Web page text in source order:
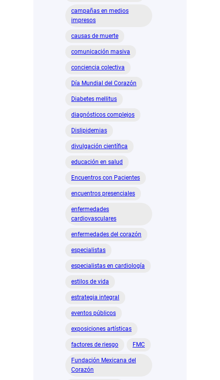
campañas en medios
impresos
causas de muerte
comunicación masiva
conciencia colectiva
Día Mundial del Corazón
Diabetes mellitus
diagnósticos complejos
Dislipidemias
divulgación científica
educación en salud
Encuentros con Pacientes
encuentros presenciales
enfermedades
cardiovasculares
enfermedades del corazón
especialistas
especialistas en cardiología
estilos de vida
estrategia integral
eventos públicos
exposiciones artísticas
factores de riesgo FMC
Fundación Mexicana del
Corazón